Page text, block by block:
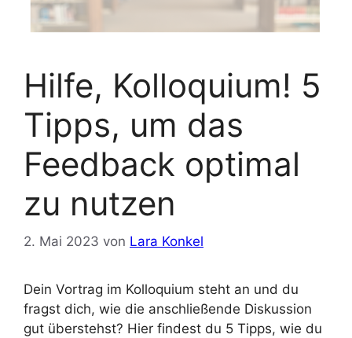
Hilfe, Kolloquium! 5
Tipps, um das
Feedback optimal
zu nutzen
2. Mai 2023 von Lara Konkel
Dein Vortrag im Kolloquium steht an und du
fragst dich, wie die anschließende Diskussion
gut überstehst? Hier findest du 5 Tipps, wie du